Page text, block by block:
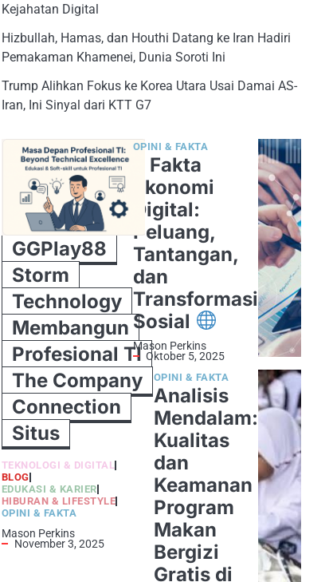
Kejahatan Digital
Hizbullah, Hamas, dan Houthi Datang ke Iran Hadiri
Pemakaman Khamenei, Dunia Soroti Ini
Trump Alihkan Fokus ke Korea Utara Usai Damai AS-
Iran, Ini Sinyal dari KTT G7
GGPlay88
Storm
Technology
Membangun
Profesional TI
The Company
Connection
Situs
TEKNOLOGI & DIGITAL
BLOG
EDUKASI & KARIER
HIBURAN & LIFESTYLE
OPINI & FAKTA
Mason Perkins
November 3, 2025
5 Fakta
Ekonomi
Digital:
Peluang,
Tantangan,
dan
Transformasi
Sosial
OPINI & FAKTA
Mason Perkins
Oktober 5, 2025
Analisis
Mendalam:
Kualitas
dan
Keamanan
Program
Makan
Bergizi
Gratis di
OPINI & FAKTA